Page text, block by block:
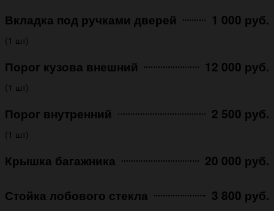
Вкладка под ручками дверей 1 000 руб.
(1 шт)
Порог кузова внешний 12 000 руб.
(1 шт)
Порог внутренний 2 500 руб.
(1 шт)
Крышка багажника 20 000 руб.
Стойка лобового стекла 3 800 руб.